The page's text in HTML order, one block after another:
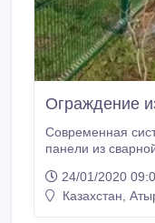
Ограждение
Современная
панели из
24/01/2020
Казахстан,